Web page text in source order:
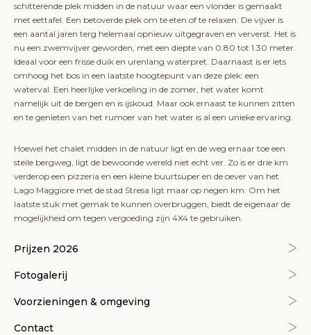
schitterende plek midden in de natuur waar een vlonder is gemaakt
met eettafel. Een betoverde plek om te eten of te relaxen. De vijver is
een aantal jaren terg helemaal opnieuw uitgegraven en ververst. Het is
nu een zwemvijver geworden, met een diepte van 0.80 tot 1.30 meter.
Ideaal voor een frisse duik en urenlang waterpret. Daarnaast is er iets
omhoog het bos in een laatste hoogtepunt van deze plek: een
waterval. Een heerlijke verkoeling in de zomer, het water komt
namelijk uit de bergen en is ijskoud. Maar ook ernaast te kunnen zitten
en te genieten van het rumoer van het water is al een unieke ervaring.
Hoewel het chalet midden in de natuur ligt en de weg ernaar toe een
steile bergweg, ligt de bewoonde wereld niet echt ver. Zo is er drie km
verderop een pizzeria en een kleine buurtsuper en de oever van het
Lago Maggiore met de stad Stresa ligt maar op negen km. Om het
laatste stuk met gemak te kunnen overbruggen, biedt de eigenaar de
mogelijkheid om tegen vergoeding zijn 4X4 te gebruiken.
Prijzen 2026
Fotogalerij
Voorzieningen & omgeving
Contact